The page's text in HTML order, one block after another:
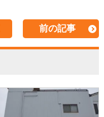
前の記事